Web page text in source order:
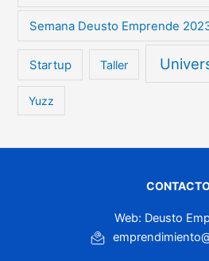
Semana Deusto Emprende
Startup Taller
Yuzz
Web: Deusto